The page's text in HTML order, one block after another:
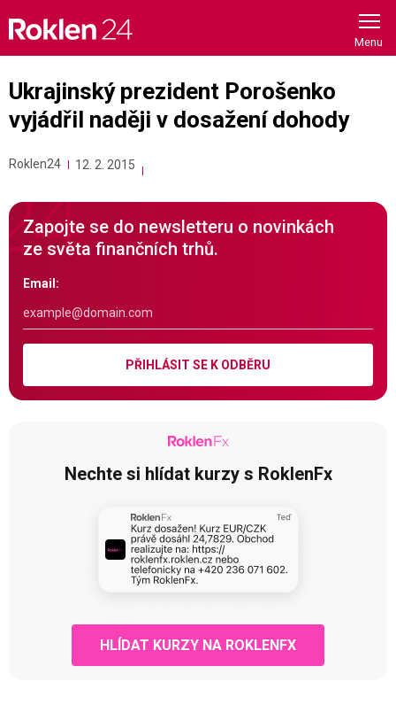
content
Ukrajinský prezident Porošenko
vyjádřil naději v dosažení dohody
Roklen24 12. 2. 2015
Zapojte se do newsletteru o novinkách
ze světa finančních trhů.
Email:
PŘIHLÁSIT SE K ODBĚRU
Nechte si hlídat kurzy s RoklenFx
HLÍDAT KURZY NA ROKLENFX